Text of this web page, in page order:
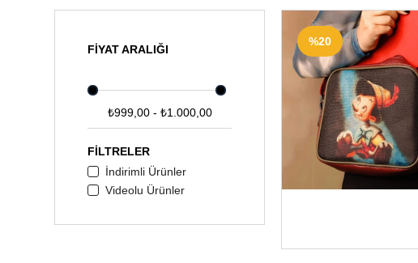
FIYAT ARALIĞI
₺999,00 - ₺1.000,00
FILTRELER
İndirimli Ürünler
Videolu Ürünler
%20